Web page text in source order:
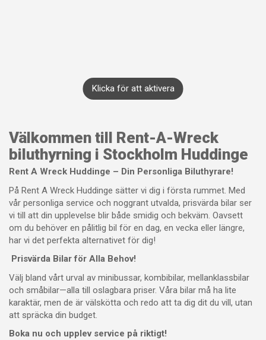
Klicka för att aktivera
Välkommen till Rent-A-Wreck
biluthyrning i Stockholm Huddinge
Rent A Wreck Huddinge – Din Personliga Biluthyrare!
På Rent A Wreck Huddinge sätter vi dig i första rummet. Med
vår personliga service och noggrant utvalda, prisvärda bilar ser
vi till att din upplevelse blir både smidig och bekväm. Oavsett
om du behöver en pålitlig bil för en dag, en vecka eller längre,
har vi det perfekta alternativet för dig!
Prisvärda Bilar för Alla Behov!
Välj bland vårt urval av minibussar, kombibilar, mellanklassbilar
och småbilar—alla till oslagbara priser. Våra bilar må ha lite
karaktär, men de är välskötta och redo att ta dig dit du vill, utan
att spräcka din budget.
Boka nu och upplev service på riktigt!